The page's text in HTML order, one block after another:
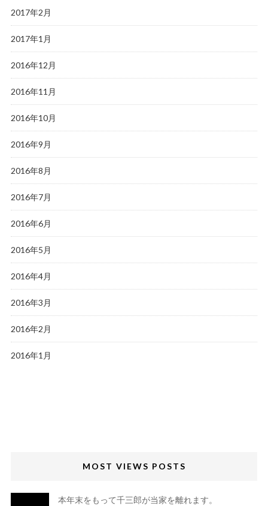
2017年2月
2017年1月
2016年12月
2016年11月
2016年10月
2016年9月
2016年8月
2016年7月
2016年6月
2016年5月
2016年4月
2016年3月
2016年2月
2016年1月
MOST VIEWS POSTS
本年末をもって千三郎が当家を離れます。